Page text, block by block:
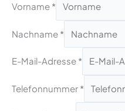
Vorname *
Nachname *
E-Mail-Adresse *
Telefonnummer *